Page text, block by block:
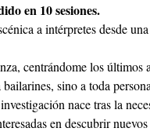
en 10 sesiones.
a intérpretes desde
centrándome los
sino a toda
nace tras la
en descubrir